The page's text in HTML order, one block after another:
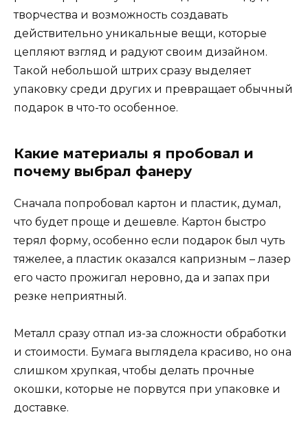
творчества и возможность создавать
действительно уникальные вещи, которые
цепляют взгляд и радуют своим дизайном.
Такой небольшой штрих сразу выделяет
упаковку среди других и превращает обычный
подарок в что-то особенное.
Какие материалы я пробовал и
почему выбрал фанеру
Сначала попробовал картон и пластик, думал,
что будет проще и дешевле. Картон быстро
терял форму, особенно если подарок был чуть
тяжелее, а пластик оказался капризным – лазер
его часто прожигал неровно, да и запах при
резке неприятный.
Металл сразу отпал из-за сложности обработки
и стоимости. Бумага выглядела красиво, но она
слишком хрупкая, чтобы делать прочные
окошки, которые не порвутся при упаковке и
доставке.